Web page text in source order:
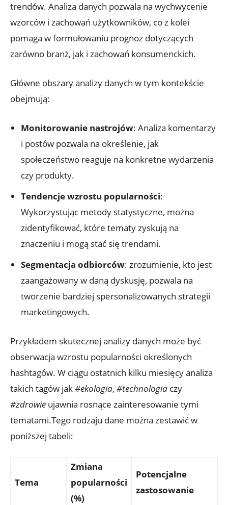
trendów. Analiza danych pozwala na wychwycenie
wzorców i zachowań użytkowników, co z kolei
pomaga w formułowaniu prognoz dotyczących
zarówno branż, jak i zachowań konsumenckich.
Główne obszary analizy danych w tym kontekście
obejmują:
Monitorowanie nastrojów: Analiza komentarzy
i postów pozwala na określenie, jak
społeczeństwo reaguje na konkretne wydarzenia
czy produkty.
Tendencje wzrostu popularności:
Wykorzystując metody statystyczne, można
zidentyfikować, które tematy zyskują na
znaczeniu i mogą stać się trendami.
Segmentacja odbiorców: zrozumienie, kto jest
zaangażowany w daną dyskusję, pozwala na
tworzenie bardziej spersonalizowanych strategii
marketingowych.
Przykładem skutecznej analizy danych może być
obserwacja wzrostu popularności określonych
hashtagów. W ciągu ostatnich kilku miesięcy analiza
takich tagów jak#ekologia, #technologia czy
#zdrowie ujawnia rosnące zainteresowanie tymi
tematami.Tego rodzaju dane można zestawić w
poniższej tabeli:
Tema
Zmiana
popularności
(%)
Potencjalne
zastosowanie